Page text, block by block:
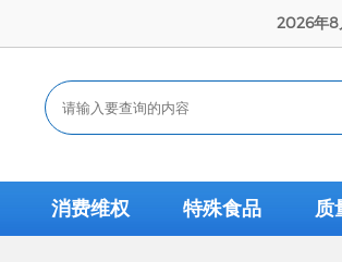
2026年8
消费维权 特殊食品 质